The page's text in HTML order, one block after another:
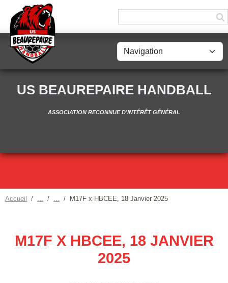
US BEAUREPAIRE HANDBALL
ASSOCIATION RECONNUE D'INTÉRÊT GÉNÉRAL
Accueil M17F x HBCEE, 18 Janvier 2025
M17F X HBCEE, 18 JANVIER
2025
Panneau de gestion des cookies